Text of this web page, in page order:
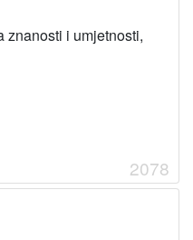
znanosti i umjetnosti,
2078